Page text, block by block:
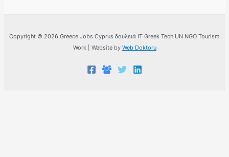
Copyright © 2026 Greece Jobs Cyprus δουλειά IT Greek Tech UN NGO Tourism
Work | Website by Web Doktoru